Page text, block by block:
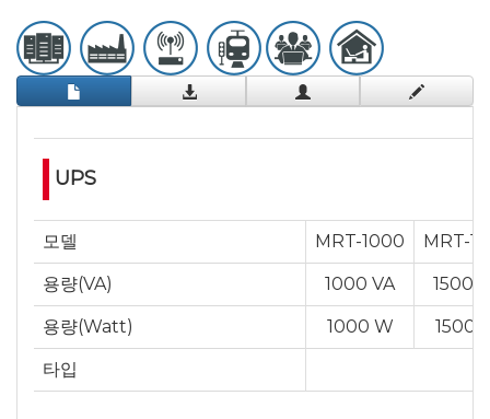
UPS
모델 MRT-1000 MRT-
용량(VA) 1000 VA 1500
용량(Watt) 1000 W 1500
타입